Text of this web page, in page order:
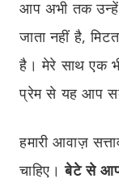
आप अभी तक उन्हें
जाता नहीं है,
है। मेरे साथ एक
प्रेम से यह आप
हमारी आवाज़
चाहिए।बेटे से आप